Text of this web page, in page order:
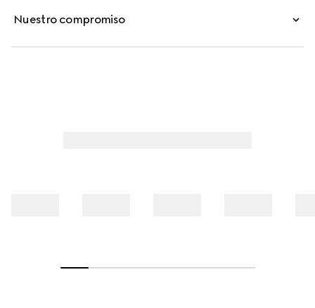
Nuestro compromiso